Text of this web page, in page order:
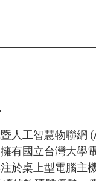
人工智慧物聯網
有國立台灣大學
於桌上型電腦主